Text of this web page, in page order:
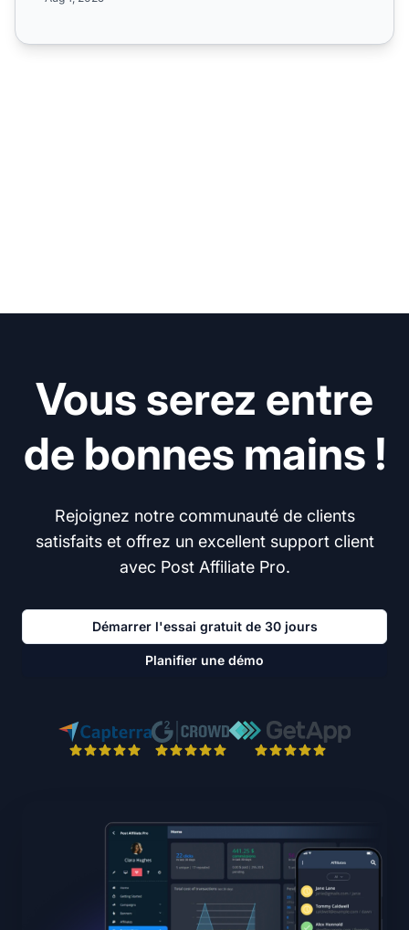
Vous serez entre
de bonnes mains !
Rejoignez notre communauté de clients
satisfaits et offrez un excellent support client
avec Post Affiliate Pro.
Démarrer l'essai gratuit de 30 jours
Planifier une démo